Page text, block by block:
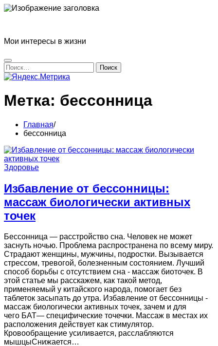
Перейти
Мои интересы в жизни
Найти:
Метка: бессонница
Главная
бессонница
Здоровье
Избавление от бессонницы:
массаж биологически активных
точек
Бессонница — расстройство сна. Человек не может
заснуть ночью. Проблема распространена по всему миру.
Страдают женщины, мужчины, подростки. Вызывается
стрессом, тревогой, болезненным состоянием. Лучший
способ борьбы с отсутствием сна - массаж биоточек. В
этой статье мы расскажем, как такой метод,
применяемый у китайского народа, помогает без
таблеток засыпать до утра. Избавление от бессонницы -
массаж биологически активных точек, зачем и для
чего БАТ— специфические точечки. Массаж в местах их
расположения действует как стимулятор.
Кровообращение усиливается, расслабляются
мышцыСнижается…